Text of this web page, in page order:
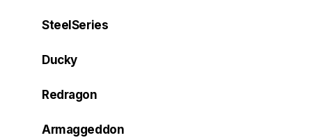
SteelSeries
Ducky
Redragon
Armaggeddon